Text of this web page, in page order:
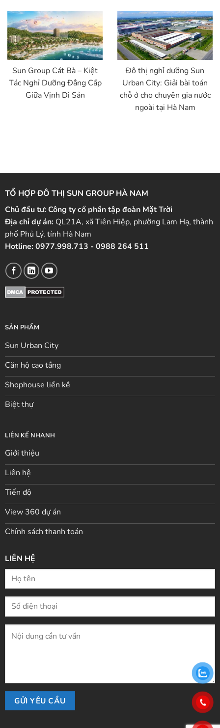
Sun Group Cát Bà – Kiệt
Tác Nghỉ Dưỡng Đẳng Cấp
Giữa Vịnh Di Sản
Đô thị nghỉ dưỡng Sun
Urban City: Giải bài toán
chỗ ở cho chuyên gia nước
ngoài tại Hà Nam
TỔ HỢP ĐÔ THỊ SUN GROUP HÀ NAM
Chủ đầu tư: Công ty cổ phần tập đoàn Mặt Trời
Địa chỉ dự án:QL21A, xã Tiên Hiệp, phường Lam Hạ, thành
phố Phủ Lý, tỉnh Hà Nam
Hotline:0977.998.713 - 0988 264 511
SẢN PHẨM
Sun Urban City
Căn hộ cao tầng
Shophouse liền kề
Biệt thự
LIÊN KẾ NHANH
Giới thiệu
Liên hệ
Tiến độ
View 360 dự án
Chính sách thanh toán
LIÊN HỆ